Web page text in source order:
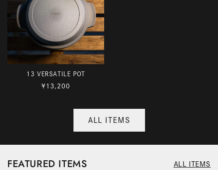
13 VERSATILE POT
通
¥13,200
ALL ITEMS
FEATURED ITEMS ALL ITEMS